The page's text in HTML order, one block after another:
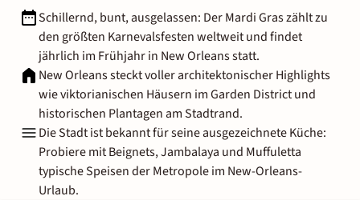
Schillernd, bunt, ausgelassen: Der Mardi Gras zählt zu
den größten Karnevalsfesten weltweit und findet
jährlich im Frühjahr in New Orleans statt.
New Orleans steckt voller architektonischer Highlights
wie viktorianischen Häusern im Garden District und
historischen Plantagen am Stadtrand.
Die Stadt ist bekannt für seine ausgezeichnete Küche:
Probiere mit Beignets, Jambalaya und Muffuletta
typische Speisen der Metropole im New-Orleans-
Urlaub.